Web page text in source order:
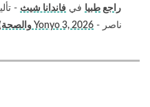
راجع طبيا في فاندانا شيث -
تم التحديث في Yonyo 3, 2026 - ناصر